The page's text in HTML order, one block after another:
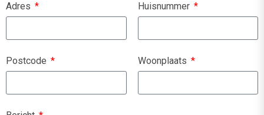
Adres Huisnummer
Postcode Woonplaats